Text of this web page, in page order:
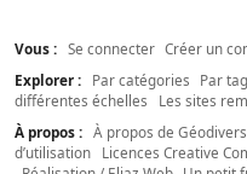
Vous : Se connecter Créer un
Explorer :
Par catégories Par
différentes échelles
Les sites
À propos : À propos de
d’utilisation
Licences Creative